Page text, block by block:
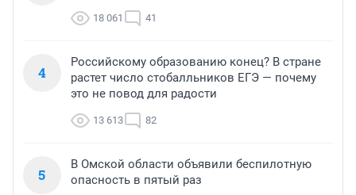
18 061 41
4
Российскому образованию конец? В стране
растет число стобалльников ЕГЭ — почему
это не повод для радости
13 613 82
5
В Омской области объявили беспилотную
опасность в пятый раз